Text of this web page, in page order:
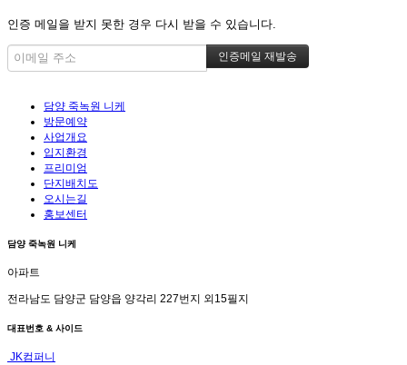
인증 메일을 받지 못한 경우 다시 받을 수 있습니다.
담양 죽녹원 니케
방문예약
사업개요
입지환경
프리미엄
단지배치도
오시는길
홍보센터
담양 죽녹원 니케
아파트
전라남도 담양군 담양읍 양각리 227번지 외15필지
대표번호 & 사이드
JK컴퍼니